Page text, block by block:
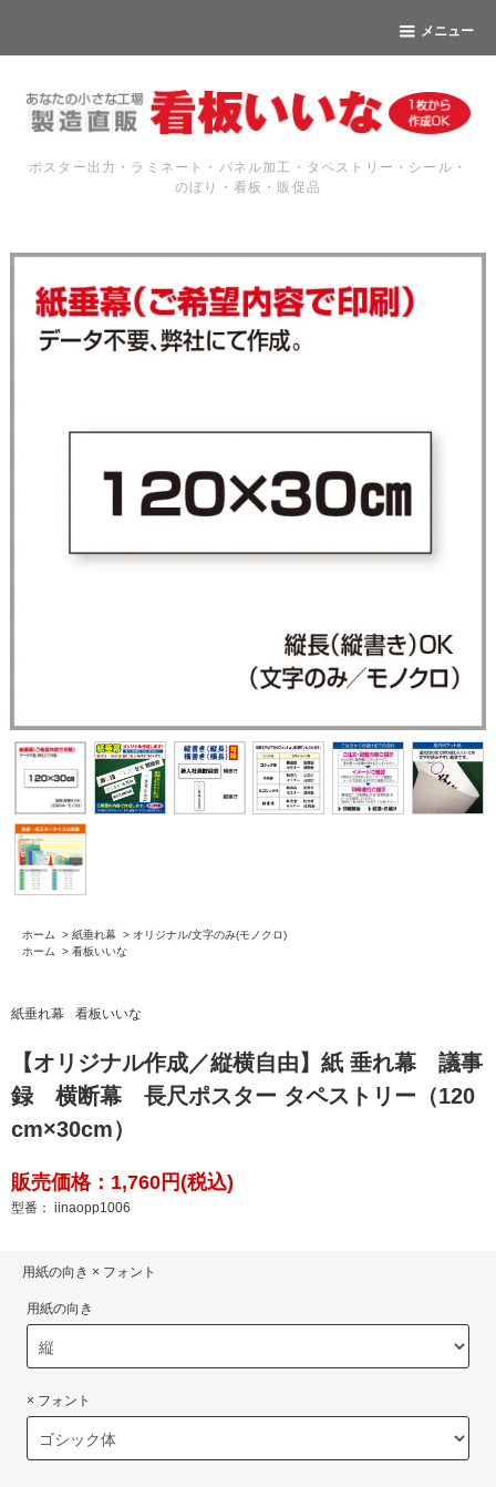
メニュー
ポスター出力・ラミネート・パネル加工・タペストリー・シール・
のぼり・看板・販促品
ホーム > 紙垂れ幕 > オリジナル/文字のみ(モノクロ)
ホーム
> 看板いいな
紙垂れ幕 看板いいな
【オリジナル作成／縦横自由】紙 垂れ幕 議事
録 横断幕 長尺ポスター タペストリー（120
cm×30cm）
販売価格：1,760円(税込)
型番： iinaopp1006
用紙の向き × フォント
用紙の向き
× フォント